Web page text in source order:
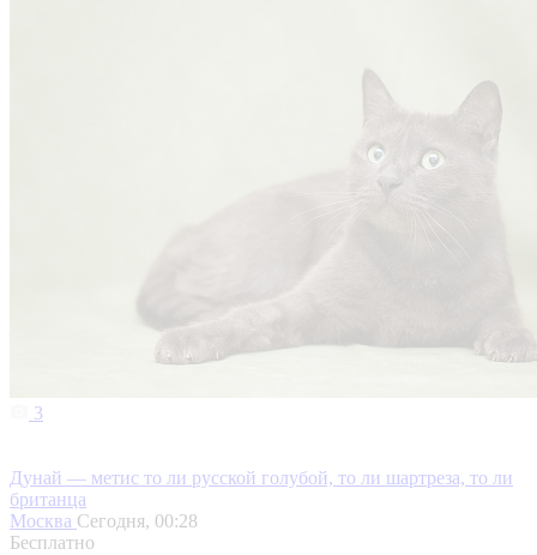
3
Дунай — метис то ли русской голубой, то ли шартреза, то ли
британца
Москва Сегодня, 00:28
Бесплатно